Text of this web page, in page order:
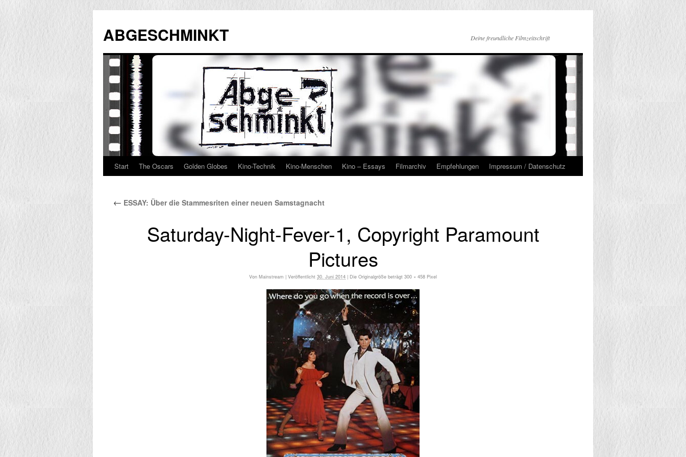
springen
ABGESCHMINKT Deine freundliche Filmzeitschrift
Start The Oscars Golden Globes Kino-Technik Kino-Menschen Kino – Essays Filmarchiv Empfehlungen Impressum / Datenschutz
← ESSAY: Über die Stammesriten einer neuen Samstagnacht
Saturday-Night-Fever-1, Copyright Paramount
Pictures
Von Mainstream | Veröffentlicht 30. Juni 2014 | Die Originalgröße beträgt 300 × 458 Pixel